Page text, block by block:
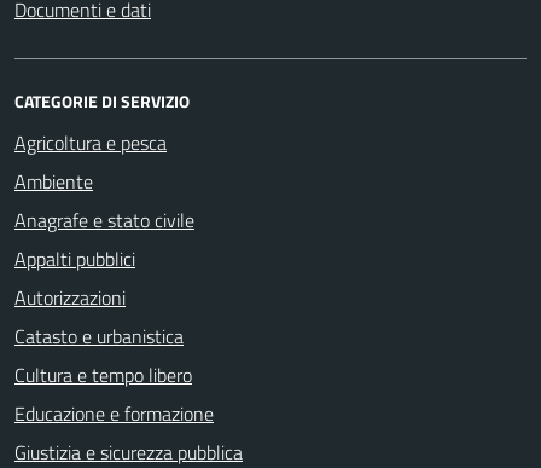
Documenti e dati
CATEGORIE DI SERVIZIO
Agricoltura e pesca
Ambiente
Anagrafe e stato civile
Appalti pubblici
Autorizzazioni
Catasto e urbanistica
Cultura e tempo libero
Educazione e formazione
Giustizia e sicurezza pubblica